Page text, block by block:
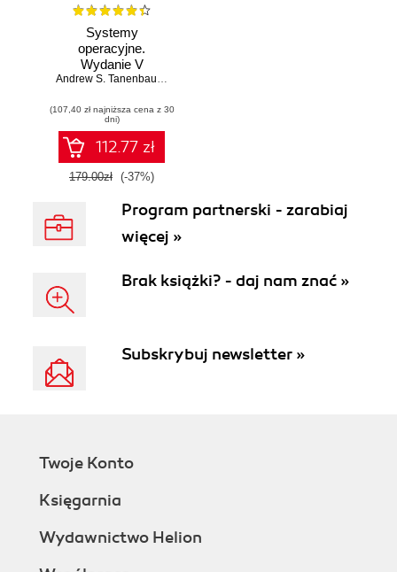
Systemy
operacyjne.
Wydanie V
Andrew S. Tanenbaum,
(107,40 zł najniższa cena z 30
dni)
112.77 zł
179.00zł (-37%)
Program partnerski - zarabiaj
więcej »
Brak książki? - daj nam znać »
Subskrybuj newsletter »
Twoje Konto
Księgarnia
Wydawnictwo Helion